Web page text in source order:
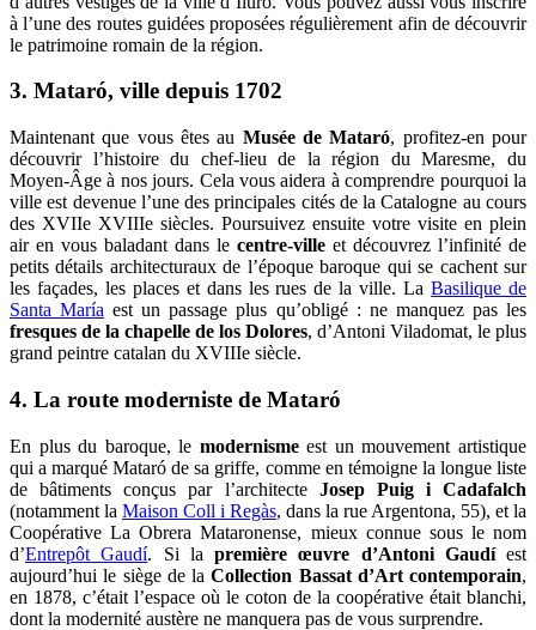
à l’une des routes guidées proposées régulièrement afin de découvrir
le patrimoine romain de la région.
3. Mataró, ville depuis 1702
Maintenant que vous êtes au Musée de Mataró, profitez-en pour
découvrir l’histoire du chef-lieu de la région du Maresme, du
Moyen-Âge à nos jours. Cela vous aidera à comprendre pourquoi la
ville est devenue l’une des principales cités de la Catalogne au cours
des XVIIe XVIIIe siècles. Poursuivez ensuite votre visite en plein
air en vous baladant dans le centre-ville et découvrez l’infinité de
petits détails architecturaux de l’époque baroque qui se cachent sur
les façades, les places et dans les rues de la ville. LaBasilique de
Santa María est un passage plus qu’obligé : ne manquez pas les
fresques de la chapelle de los Dolores, d’Antoni Viladomat, le plus
grand peintre catalan du XVIIIe siècle.
4. La route moderniste de Mataró
En plus du baroque, le modernismeest un mouvement artistique
qui a marqué Mataró de sa griffe, comme en témoigne la longue liste
de bâtiments conçus par l’architecte Josep Puig i Cadafalch
(notamment la Maison Coll i Regàs, dans la rue Argentona, 55), et la
Coopérative La Obrera Mataronense, mieux connue sous le nom
d’Entrepôt Gaudí. Si la première œuvre d’Antoni Gaudíest
aujourd’hui le siège de laCollection Bassat d’Art contemporain,
en 1878, c’était l’espace où le coton de la coopérative était blanchi,
dont la modernité austère ne manquera pas de vous surprendre.